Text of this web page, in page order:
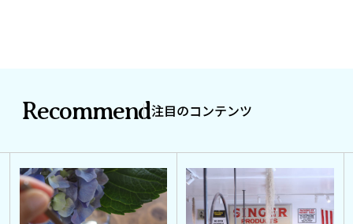
Recommend注目のコンテンツ